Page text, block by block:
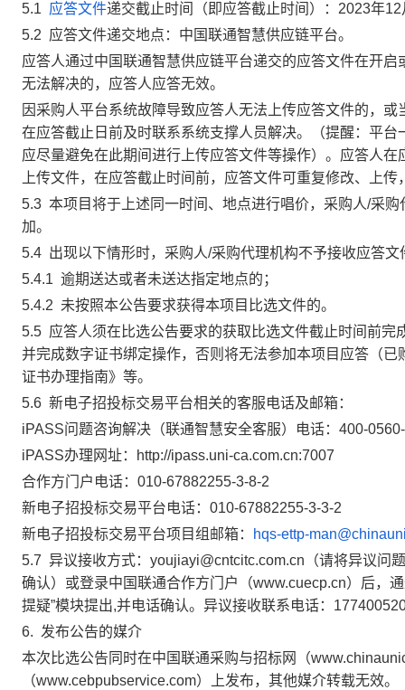
5.1 应答文件递交截止时间 （即应答截止时间 ）： 2023年12
5.2 应答文件递交地点： 中国联通智慧供应链平台。
应答人通过中国联通智慧供应链平台递交的应答文件在开
无法解决的，应答人应答无效。
因采购人平台系统故障导致应答人无法上传应答文件的，
在应答截止日前及时联系系统支撑人员解决。（提醒：平
应尽量避免在此期间进行上传应答文件等操作）。应答人
上传文件，在应答截止时间前，应答文件可重复修改、上
5.3 本项目将于上述同一时间、地点进行唱价， 采购人/采购
加。
5.4 出现以下情形时， 采购人/采购代理机构不予接收应答文
5.4.1 逾期送达或者未送达指定地点的；
5.4.2 未按照本公告要求获得本项目比选文件的。
5.5 应答人须在比选公告要求的获取比选文件截止时间前
并完成数字证书绑定操作，否则将无法参加本项目应答（
证书办理指南》等。
5.6 新电子招投标交易平台相关的客服电话及邮箱：
iPASS问题咨询解决（联通智慧安全客服）电话：400-
iPASS办理网址：http://ipass.uni-ca.com.cn:7007
合作方门户电话：010-67882255-3-8-2
新电子招投标交易平台电话：010-67882255-3-3-2
新电子招投标交易平台项目组邮箱：
hqs-ettp-
5.7 异议接收方式：youjiayi@cntcitc.com.cn（请将异议问
确认）或登录中国联通合作方门户（www.cuecp.cn）后
提疑”模块提出,并电话确认。异议接收联系电话：
6. 发布公告的媒介
本次比选公告同时在中国联通采购与招标网（
（www.cebpubservice.com）上发布，其他媒介转载无效。